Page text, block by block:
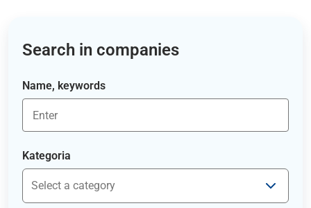
Search in companies
Name, keywords
Kategoria